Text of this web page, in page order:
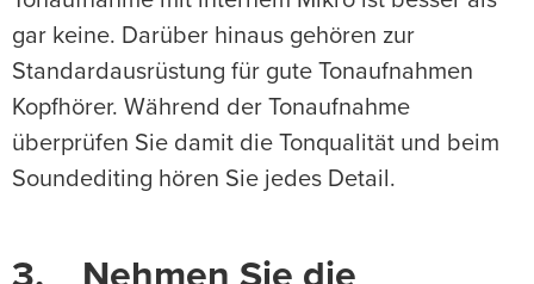
gar keine. Darüber hinaus gehören zur
Standardausrüstung für gute Tonaufnahmen
Kopfhörer. Während der Tonaufnahme
überprüfen Sie damit die Tonqualität und beim
Soundediting hören Sie jedes Detail.